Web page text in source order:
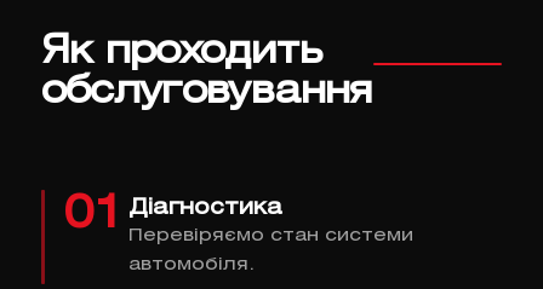
Як проходить
обслуговування
01 Діагностика
Перевіряємо стан системи
автомобіля.